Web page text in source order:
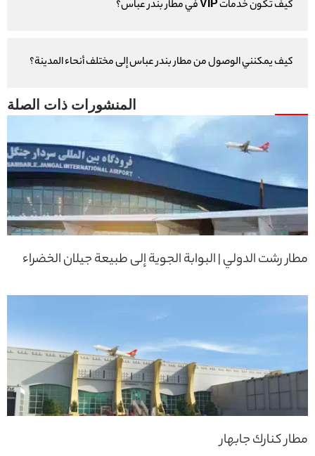
كيف تكون خدمات VIP في مطار بندر عباس؟
كيف يمكنني الوصول من مطار بندر عباس إلى مختلف أنحاء المدينة؟
مطار رشت الدولي | البوابة الجوية إلى طبيعة جيلان الخضراء
مطار كنارك جابهار